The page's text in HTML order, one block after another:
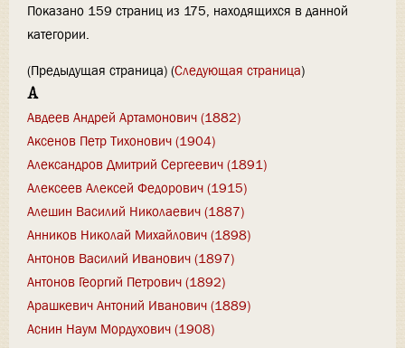
Показано 159 страниц из 175, находящихся в данной
категории.
(Предыдущая страница) (Следующая страница)
А
Авдеев Андрей Артамонович (1882)
Аксенов Петр Тихонович (1904)
Александров Дмитрий Сергеевич (1891)
Алексеев Алексей Федорович (1915)
Алешин Василий Николаевич (1887)
Анников Николай Михайлович (1898)
Антонов Василий Иванович (1897)
Антонов Георгий Петрович (1892)
Арашкевич Антоний Иванович (1889)
Аснин Наум Мордухович (1908)